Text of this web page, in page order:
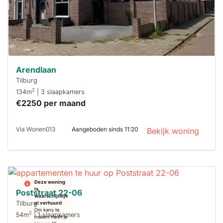
je hierbij!
Arendlaan
Tilburg
134m2 | 3 slaapkamers
€2250 per maand
Via Wonen013 Aangeboden sinds 11:20 Bekijk woning
Deze woning
is
waarschijnlijk
al verhuurd
Om kans te
maken moet je
Poststraat 22-06
Tilburg
54m2 | 1 slaapkamers